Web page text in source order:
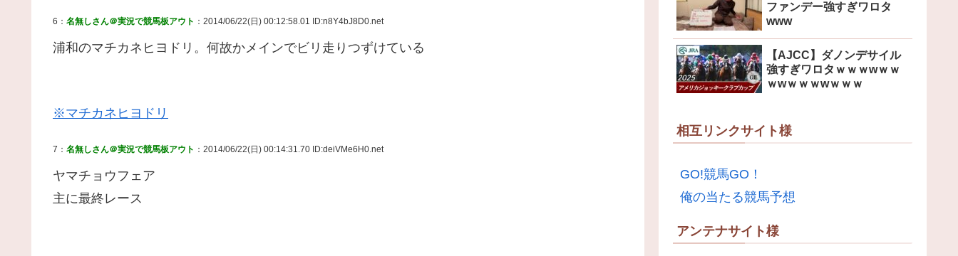
6： 名無しさん＠実況で競馬板アウト ：2014/06/22(日) 00:12:58.01 ID:n8Y4bJ8D0.net
浦和のマチカネヒヨドリ。何故かメインでビリ走りつずけている
※マチカネヒヨドリ
7： 名無しさん＠実況で競馬板アウト ：2014/06/22(日) 00:14:31.70 ID:deiVMe6H0.net
ヤマチョウフェア
主に最終レース
ファンデー強すぎワロタ
www
【AJCC】ダノンデサイル
強すぎワロタｗｗｗwｗｗ
ｗwｗｗｗwｗｗｗ
相互リンクサイト様
GO!競馬GO！
俺の当たる競馬予想
アンテナサイト様